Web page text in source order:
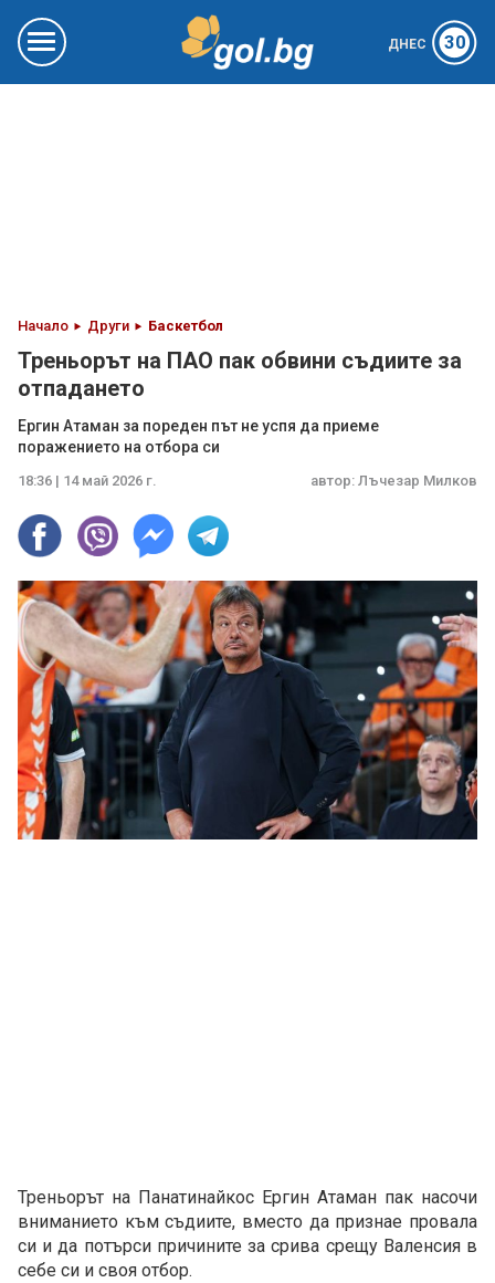
ДНЕС 30
Начало Други Баскетбол
Треньорът на ПАО пак обвини съдиите за
отпадането
Ергин Атаман за пореден път не успя да приеме
поражението на отбора си
18:36 | 14 май 2026 г. автор: Лъчезар Милков
Треньорът на Панатинайкос Ергин Атаман пак насочи
вниманието към съдиите, вместо да признае провала
си и да потърси причините за срива срещу Валенсия в
себе си и своя отбор.